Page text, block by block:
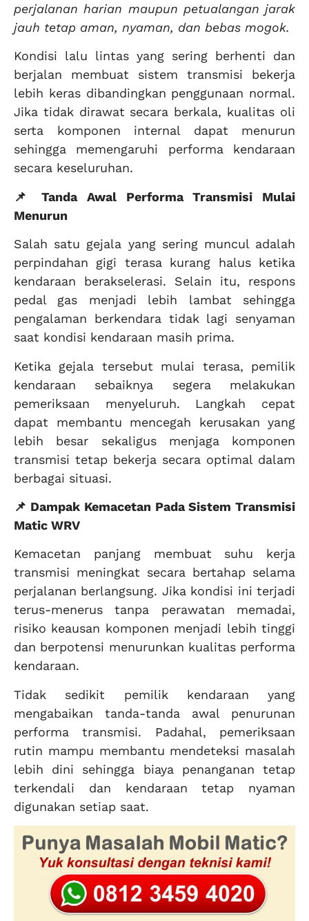
perjalanan harian maupun petualangan jarak
jauh tetap aman, nyaman, dan bebas mogok.
Kondisi lalu lintas yang sering berhenti dan
berjalan membuat sistem transmisi bekerja
lebih keras dibandingkan penggunaan normal.
Jika tidak dirawat secara berkala, kualitas oli
serta komponen internal dapat menurun
sehingga memengaruhi performa kendaraan
secara keseluruhan.
📌 Tanda Awal Performa Transmisi Mulai
Menurun
Salah satu gejala yang sering muncul adalah
perpindahan gigi terasa kurang halus ketika
kendaraan berakselerasi. Selain itu, respons
pedal gas menjadi lebih lambat sehingga
pengalaman berkendara tidak lagi senyaman
saat kondisi kendaraan masih prima.
Ketika gejala tersebut mulai terasa, pemilik
kendaraan sebaiknya segera melakukan
pemeriksaan menyeluruh. Langkah cepat
dapat membantu mencegah kerusakan yang
lebih besar sekaligus menjaga komponen
transmisi tetap bekerja secara optimal dalam
berbagai situasi.
📌 Dampak Kemacetan Pada Sistem Transmisi
Matic WRV
Kemacetan panjang membuat suhu kerja
transmisi meningkat secara bertahap selama
perjalanan berlangsung. Jika kondisi ini terjadi
terus-menerus tanpa perawatan memadai,
risiko keausan komponen menjadi lebih tinggi
dan berpotensi menurunkan kualitas performa
kendaraan.
Tidak sedikit pemilik kendaraan yang
mengabaikan tanda-tanda awal penurunan
performa transmisi. Padahal, pemeriksaan
rutin mampu membantu mendeteksi masalah
lebih dini sehingga biaya penanganan tetap
terkendali dan kendaraan tetap nyaman
digunakan setiap saat.